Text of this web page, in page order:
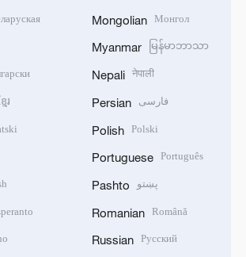
ែរ
Mongolian Монгол
Myanmar မြန်မာဘာသာ
Nepali नेपाली
Persian فارسی
Polish Polski
Portuguese Português
Pashto پښتو
Romanian Română
Russian Русский